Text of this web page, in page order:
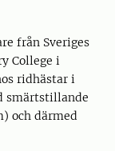
från Sveriges
College i
ridhästar i
smärtstillande
och därmed